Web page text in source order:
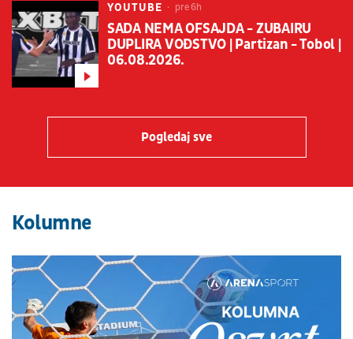
YOUTUBE pre 6h
SADA NEMA OFSAJDA - ZUBAIRU
DUPLIRA VOĐSTVO | Partizan - Tobol |
06.08.2026.
Pogledaj sve
Kolumne